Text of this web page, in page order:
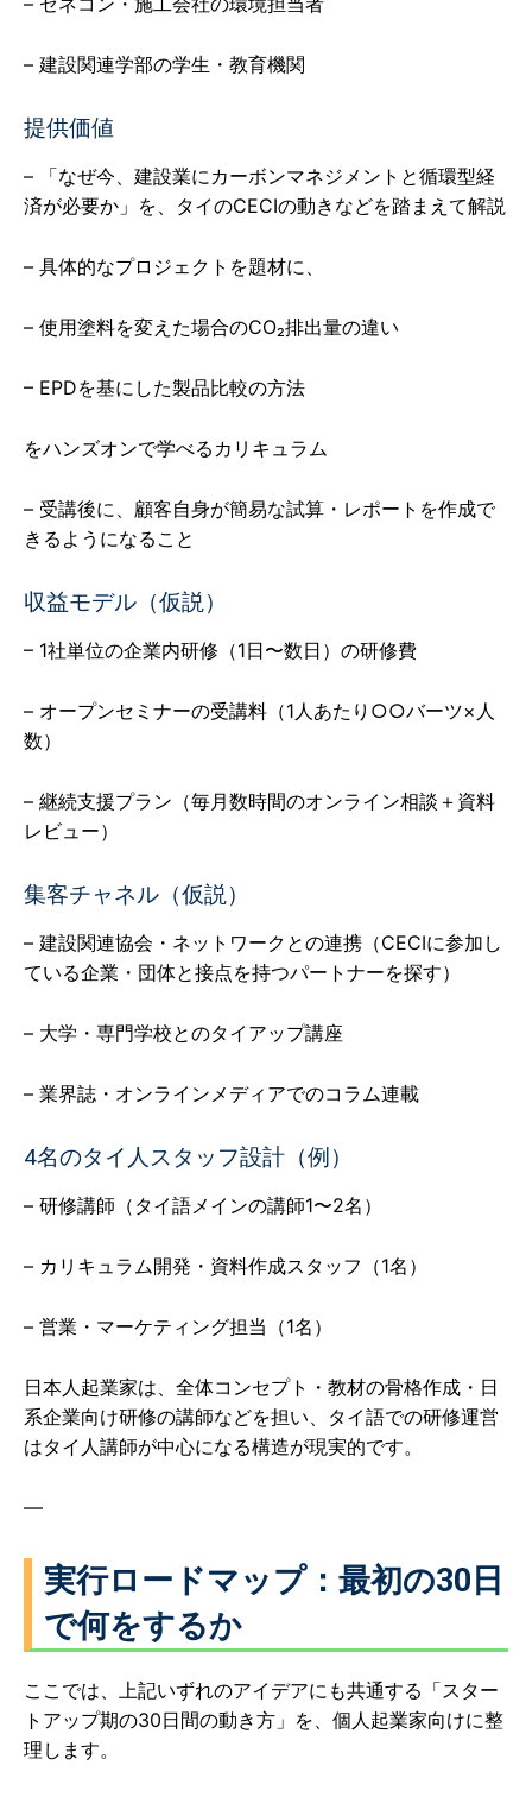
– 建設関連学部の学生・教育機関
提供価値
– 「なぜ今、建設業にカーボンマネジメントと循環型経
済が必要か」を、タイのCECIの動きなどを踏まえて解説
– 具体的なプロジェクトを題材に、
– 使用塗料を変えた場合のCO₂排出量の違い
– EPDを基にした製品比較の方法
をハンズオンで学べるカリキュラム
– 受講後に、顧客自身が簡易な試算・レポートを作成で
きるようになること
収益モデル（仮説）
– 1社単位の企業内研修（1日〜数日）の研修費
– オープンセミナーの受講料（1人あたり○○バーツ×人
数）
– 継続支援プラン（毎月数時間のオンライン相談＋資料
レビュー）
集客チャネル（仮説）
– 建設関連協会・ネットワークとの連携（CECIに参加し
ている企業・団体と接点を持つパートナーを探す）
– 大学・専門学校とのタイアップ講座
– 業界誌・オンラインメディアでのコラム連載
4名のタイ人スタッフ設計（例）
– 研修講師（タイ語メインの講師1〜2名）
– カリキュラム開発・資料作成スタッフ（1名）
– 営業・マーケティング担当（1名）
日本人起業家は、全体コンセプト・教材の骨格作成・日
系企業向け研修の講師などを担い、タイ語での研修運営
はタイ人講師が中心になる構造が現実的です。
—
実行ロードマップ：最初の30日
で何をするか
ここでは、上記いずれのアイデアにも共通する「スター
トアップ期の30日間の動き方」を、個人起業家向けに整
理します。